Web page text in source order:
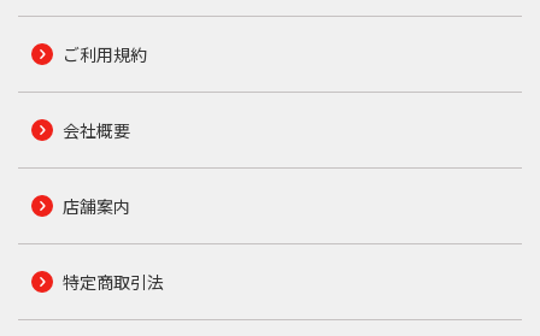
ご利用規約
会社概要
店舗案内
特定商取引法